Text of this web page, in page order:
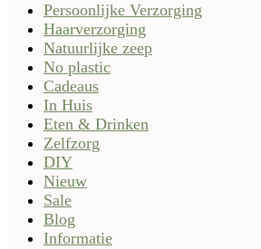
Persoonlijke Verzorging
Haarverzorging
Natuurlijke zeep
No plastic
Cadeaus
In Huis
Eten & Drinken
Zelfzorg
DIY
Nieuw
Sale
Blog
Informatie